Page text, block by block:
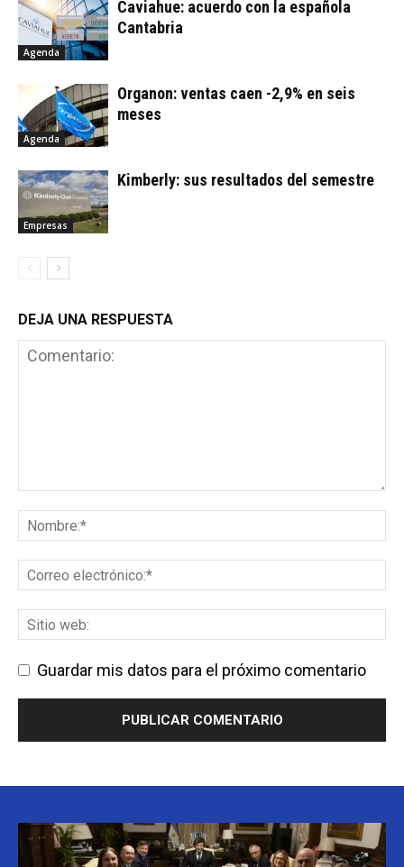
Agenda
Caviahue: acuerdo con la española
Cantabria
Agenda
Organon: ventas caen -2,9% en seis
meses
Empresas
Kimberly: sus resultados del semestre
DEJA UNA RESPUESTA
Guardar mis datos para el próximo comentario